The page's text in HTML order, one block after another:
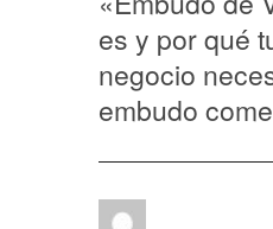
es y por qué
negocio
embudo